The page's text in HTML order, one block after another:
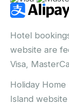
Hotel
website are
Visa,
Holiday
Island